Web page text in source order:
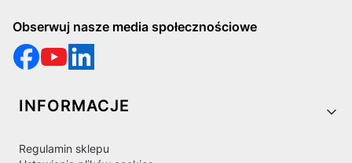
Obserwuj nasze media społecznościowe
Linki w stopce
INFORMACJE
Regulamin sklepu